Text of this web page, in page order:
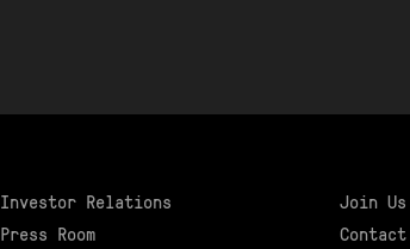
Investor Relations
Press Room
Join Us
Contact